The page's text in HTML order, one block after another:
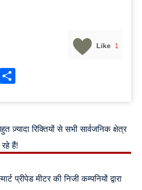
Like 1
WhatsApp
post:
ज़्यादा रिक्तियों से सभी सार्वजनिक क्षेत्र
रहे हैं!
Next
post:
प्रीपेड मीटर की निजी कम्पनियों द्वारा